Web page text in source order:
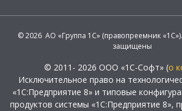
© 2026 АО «Группа 1С» (правопреемник
защищены
© 2011- 2026 ООО «1С-Софт» (о
Исключительное право на
«1С:Предприятие 8» и типовые
продуктов системы «1С:Предприятие 8»,